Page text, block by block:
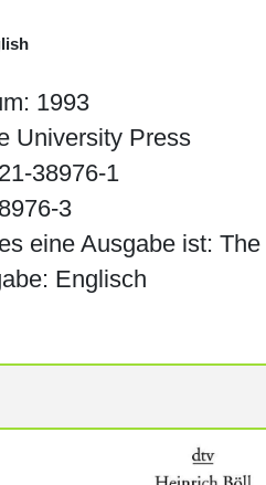
1993
University Press
38976-1
3
eine Ausgabe ist:
Englisch